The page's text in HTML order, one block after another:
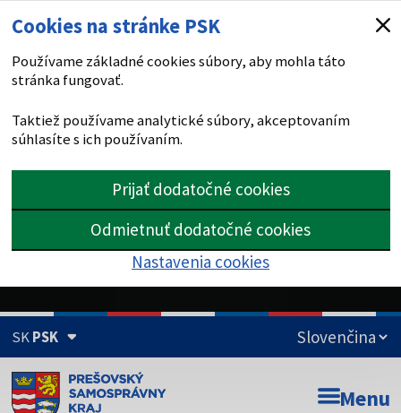
Cookies na stránke PSK
Používame základné cookies súbory, aby mohla táto
stránka fungovať.
Taktiež používame analytické súbory, akceptovaním
súhlasíte s ich používaním.
Prijať dodatočné cookies
Odmietnuť dodatočné cookies
Nastavenia cookies
SKPSK
Doména psk.sk je oficiálna Menu